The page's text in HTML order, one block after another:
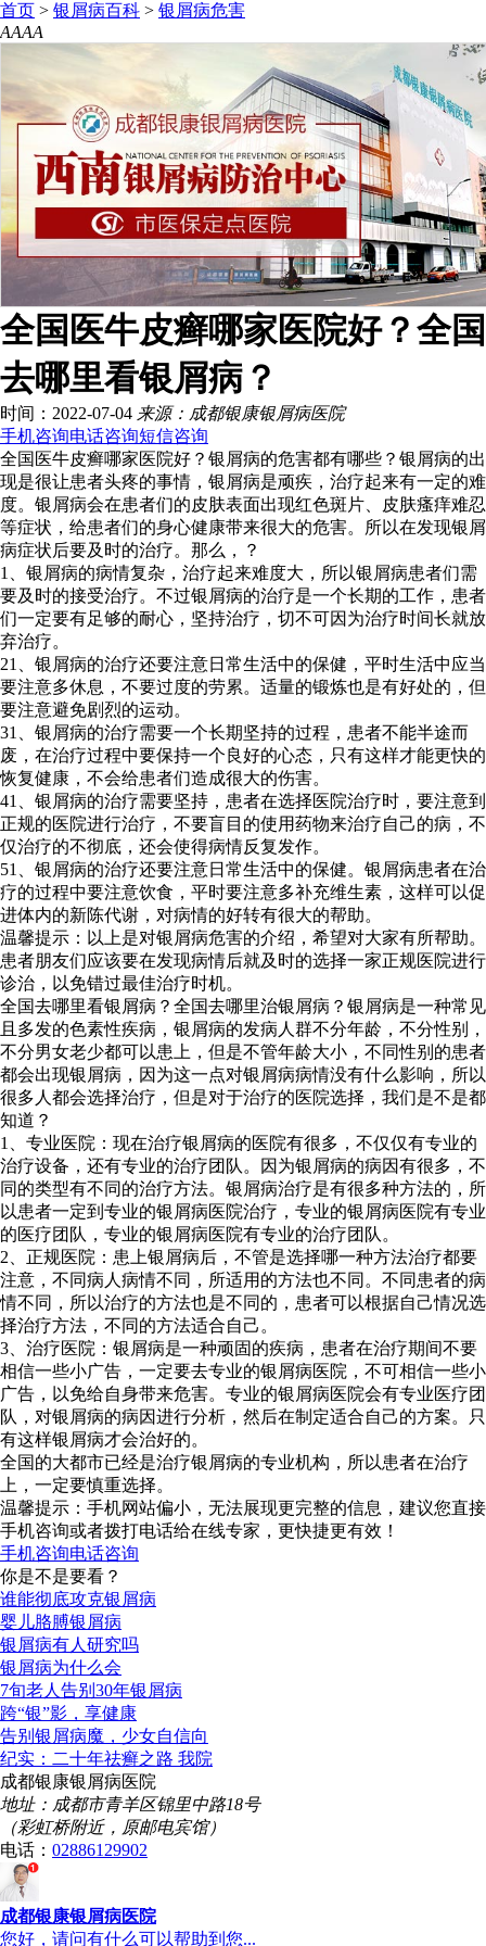
首页 > 银屑病百科 > 银屑病危害
AAAA
全国医牛皮癣哪家医院好？全国
去哪里看银屑病？
时间：2022-07-04 来源：成都银康银屑病医院
手机咨询电话咨询短信咨询
全国医牛皮癣哪家医院好？银屑病的危害都有哪些？银屑病的出
现是很让患者头疼的事情，银屑病是顽疾，治疗起来有一定的难
度。银屑病会在患者们的皮肤表面出现红色斑片、皮肤瘙痒难忍
等症状，给患者们的身心健康带来很大的危害。所以在发现银屑
病症状后要及时的治疗。那么，？
1、银屑病的病情复杂，治疗起来难度大，所以银屑病患者们需
要及时的接受治疗。不过银屑病的治疗是一个长期的工作，患者
们一定要有足够的耐心，坚持治疗，切不可因为治疗时间长就放
弃治疗。
21、银屑病的治疗还要注意日常生活中的保健，平时生活中应当
要注意多休息，不要过度的劳累。适量的锻炼也是有好处的，但
要注意避免剧烈的运动。
31、银屑病的治疗需要一个长期坚持的过程，患者不能半途而
废，在治疗过程中要保持一个良好的心态，只有这样才能更快的
恢复健康，不会给患者们造成很大的伤害。
41、银屑病的治疗需要坚持，患者在选择医院治疗时，要注意到
正规的医院进行治疗，不要盲目的使用药物来治疗自己的病，不
仅治疗的不彻底，还会使得病情反复发作。
51、银屑病的治疗还要注意日常生活中的保健。银屑病患者在治
疗的过程中要注意饮食，平时要注意多补充维生素，这样可以促
进体内的新陈代谢，对病情的好转有很大的帮助。
温馨提示：以上是对银屑病危害的介绍，希望对大家有所帮助。
患者朋友们应该要在发现病情后就及时的选择一家正规医院进行
诊治，以免错过最佳治疗时机。
全国去哪里看银屑病？全国去哪里治银屑病？银屑病是一种常见
且多发的色素性疾病，银屑病的发病人群不分年龄，不分性别，
不分男女老少都可以患上，但是不管年龄大小，不同性别的患者
都会出现银屑病，因为这一点对银屑病病情没有什么影响，所以
很多人都会选择治疗，但是对于治疗的医院选择，我们是不是都
知道？
1、专业医院：现在治疗银屑病的医院有很多，不仅仅有专业的
治疗设备，还有专业的治疗团队。因为银屑病的病因有很多，不
同的类型有不同的治疗方法。银屑病治疗是有很多种方法的，所
以患者一定到专业的银屑病医院治疗，专业的银屑病医院有专业
的医疗团队，专业的银屑病医院有专业的治疗团队。
2、正规医院：患上银屑病后，不管是选择哪一种方法治疗都要
注意，不同病人病情不同，所适用的方法也不同。不同患者的病
情不同，所以治疗的方法也是不同的，患者可以根据自己情况选
择治疗方法，不同的方法适合自己。
3、治疗医院：银屑病是一种顽固的疾病，患者在治疗期间不要
相信一些小广告，一定要去专业的银屑病医院，不可相信一些小
广告，以免给自身带来危害。专业的银屑病医院会有专业医疗团
队，对银屑病的病因进行分析，然后在制定适合自己的方案。只
有这样银屑病才会治好的。
全国的大都市已经是治疗银屑病的专业机构，所以患者在治疗
上，一定要慎重选择。
温馨提示：手机网站偏小，无法展现更完整的信息，建议您直接
手机咨询或者拨打电话给在线专家，更快捷更有效！
手机咨询电话咨询
你是不是要看？
谁能彻底攻克银屑病
婴儿胳膊银屑病
银屑病有人研究吗
银屑病为什么会
7旬老人告别30年银屑病
跨“银”影，享健康
告别银屑病魔，少女自信向
纪实：二十年祛癣之路 我院
成都银康银屑病医院
地址：成都市青羊区锦里中路18号
（彩虹桥附近，原邮电宾馆）
电话： 02886129902
成都银康银屑病医院
您好，请问有什么可以帮助到您...